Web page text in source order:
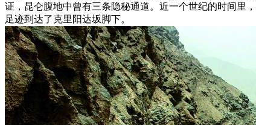
证，昆仑腹地中曾有三条隐秘通道。近一个世纪的时间里
足迹到达了克里阳达坂脚下。